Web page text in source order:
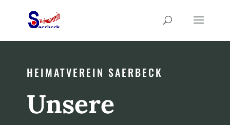
HEIMATVEREIN SAERBECK
Unsere